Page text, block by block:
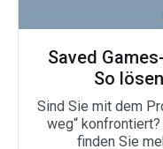
Saved
So
Sind Sie mit dem
weg“
finden Sie